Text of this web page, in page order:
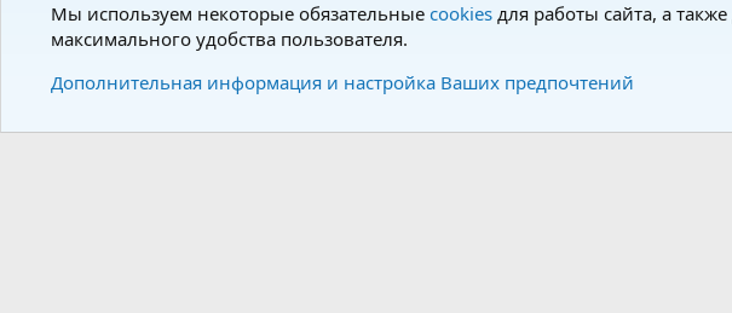
Мы используем некоторые обязательные cookies для работы сайта, а
максимального удобства пользователя.
Дополнительная информация и настройка Ваших предпочтений